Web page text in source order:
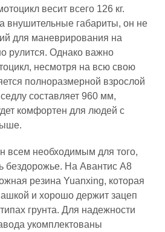
весит всего 126 кг.
внушительные габариты, он не
для маневрирования на
рулится. Однако важно
несмотря на всю свою
полноразмерной взрослой
составляет 960 мм,
комфортен для людей с
всем необходимым для того,
бездорожье. На Авантис А8
резина Yuanxing, которая
и хорошо держит зацеп
грунта. Для надежности
укомплектованы